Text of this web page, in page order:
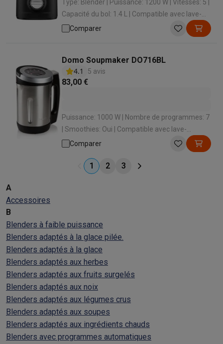
Type: Blender | Puissance: 1200 W | Vitesses: 5 |
Capacité du bol: 1.4 L | Compatible avec lave-
vaisselle: Oui
Comparer
Domo Soupmaker DO716BL
4.1
5 avis
83,00 €
Puissance: 1000 W | Nombre de programmes: 7
| Smoothies: Oui | Compatible avec lave-
vaisselle: Non | Minuterie: Non
Comparer
1 2 3
A
Accessoires
B
Blenders à faible puissance
Blenders adaptés à la glace pilée.
Blenders adaptés à la glace
Blenders adaptés aux herbes
Blenders adaptés aux fruits surgelés
Blenders adaptés aux noix
Blenders adaptés aux légumes crus
Blenders adaptés aux soupes
Blenders adaptés aux ingrédients chauds
Blenders avec programmes automatiques